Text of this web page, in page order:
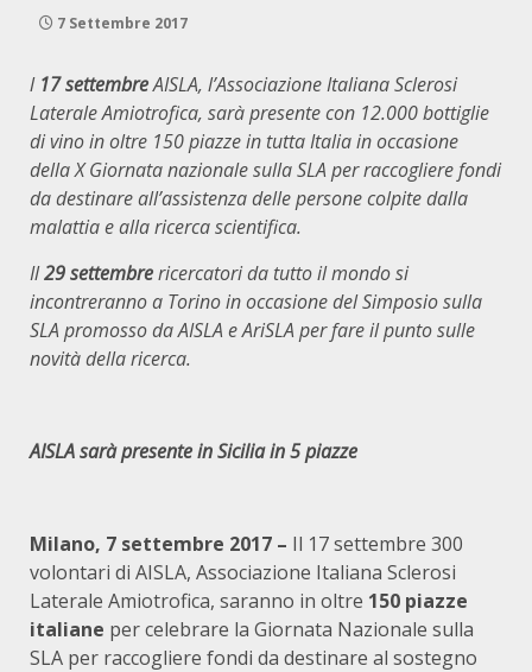
7 Settembre 2017
l 17 settembreAISLA, l’Associazione Italiana Sclerosi
Laterale Amiotrofica, sarà presente con 12.000 bottiglie
di vino in oltre 150 piazze in tutta Italia in occasione
della X Giornata nazionale sulla SLA per raccogliere fondi
da destinare all’assistenza delle persone colpite dalla
malattia e alla ricerca scientifica.
Il29 settembrericercatori da tutto il mondo si
incontreranno a Torino in occasione del Simposio sulla
SLA promosso da AISLA e AriSLA per fare il punto sulle
novità della ricerca.
AISLA sarà presente in Sicilia in 5 piazze
Milano, 7 settembre 2017 – Il 17 settembre 300
volontari di AISLA, Associazione Italiana Sclerosi
Laterale Amiotrofica, saranno in oltre 150 piazze
italiane per celebrare la Giornata Nazionale sulla
SLA per raccogliere fondi da destinare al sostegno